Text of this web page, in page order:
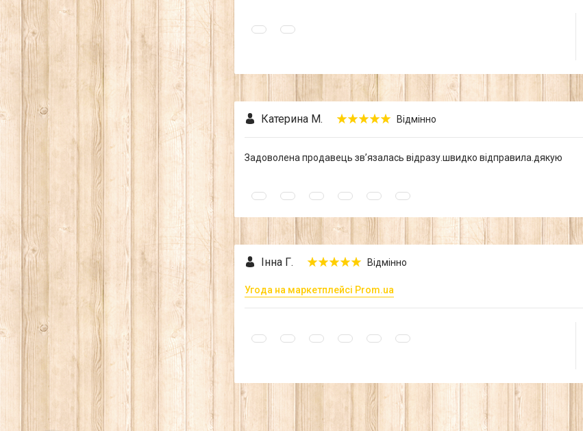
Катерина М. Відмінно
Задоволена продавець звʼязалась відразу.швидко відправила.дякую
Інна Г. Відмінно
Угода на маркетплейсі Prom.ua